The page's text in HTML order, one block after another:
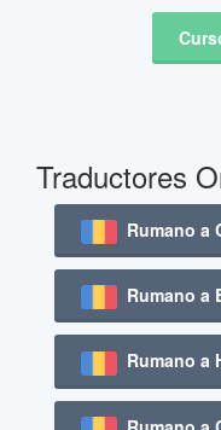
Traductores
Rumano a
Rumano a
Rumano a